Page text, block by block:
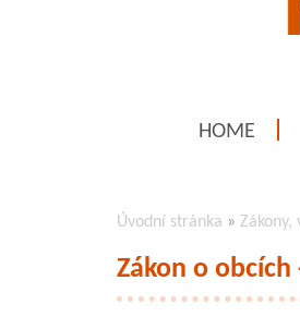
HOME
Úvodní stránka » Zákony,
Zákon o obcích